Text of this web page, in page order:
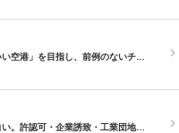
い空港」を目指し、前例のないチ…
。許認可・企業誘致・工業団地…